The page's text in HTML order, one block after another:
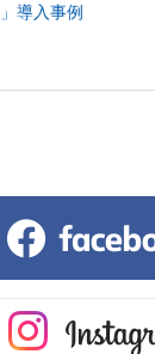
導入事例